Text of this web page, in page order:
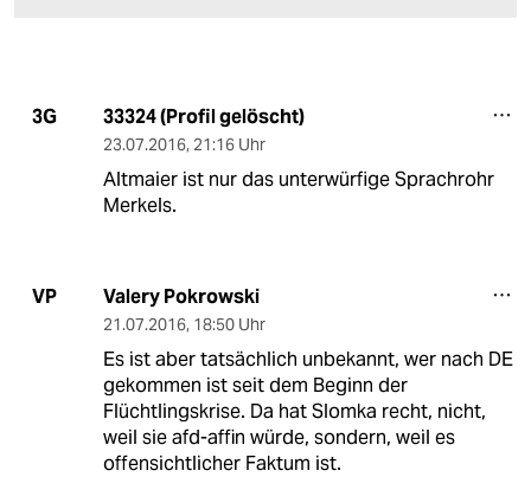
3G 33324 (Profil gelöscht)
23.07.2016, 21:16 Uhr
Altmaier ist nur das unterwürfige Sprachrohr
Merkels.
VP Valery Pokrowski
21.07.2016, 18:50 Uhr
Es ist aber tatsächlich unbekannt, wer nach DE
gekommen ist seit dem Beginn der
Flüchtlingskrise. Da hat Slomka recht, nicht,
weil sie afd-affin würde, sondern, weil es
offensichtlicher Faktum ist.